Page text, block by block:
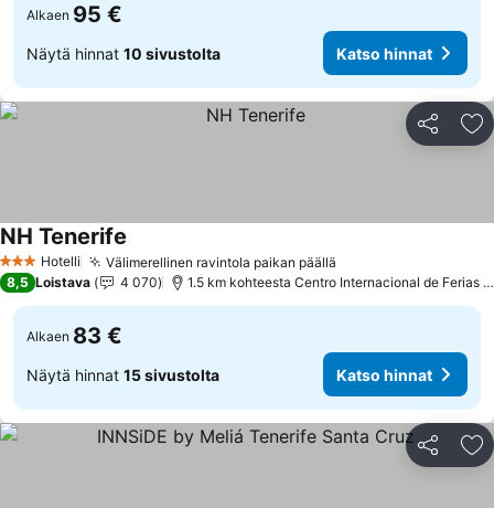
Alkaen 95 €
Näytä hinnat 10 sivustolta Katso hinnat
Jaa
3 Tähtiluokitus
Hotelli Välimerellinen ravintola paikan päällä
NH Tenerife
8,5 Loistava 4 070 1.5 km kohteesta Centro Internacional de Ferias
Alkaen 83 €
Näytä hinnat 15 sivustolta Katso hinnat
Jaa